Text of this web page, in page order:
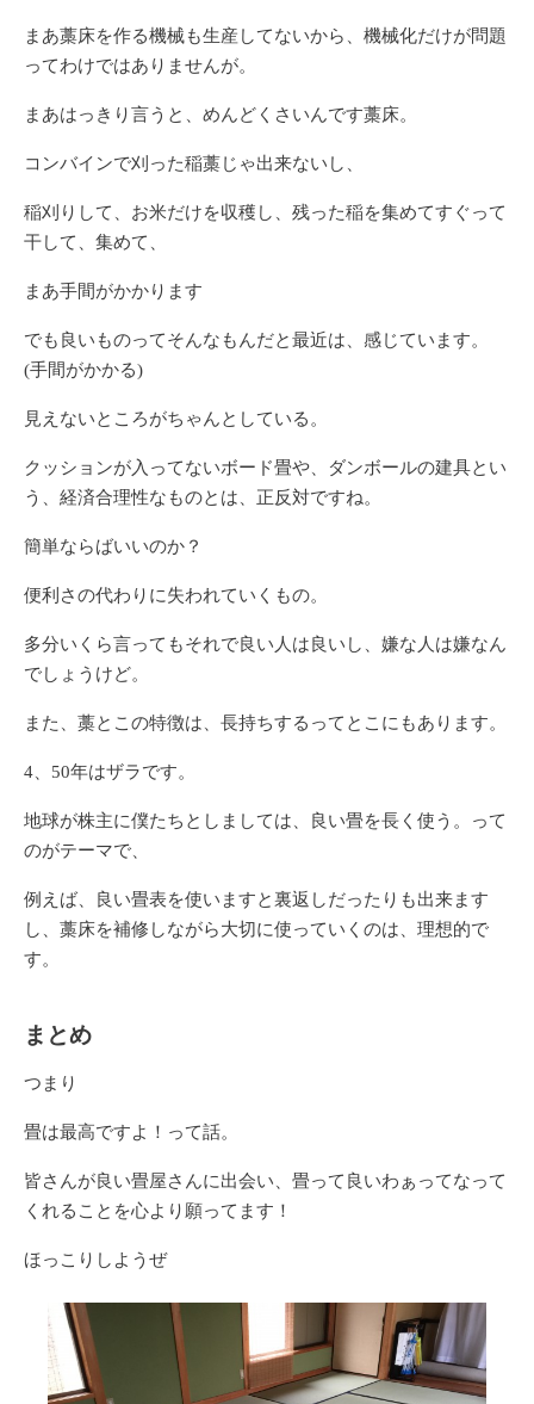
まあ藁床を作る機械も生産してないから、機械化だけが問題
ってわけではありませんが。
まあはっきり言うと、めんどくさいんです藁床。
コンバインで刈った稲藁じゃ出来ないし、
稲刈りして、お米だけを収穫し、残った稲を集めてすぐって
干して、集めて、
まあ手間がかかります
でも良いものってそんなもんだと最近は、感じています。
(手間がかかる)
見えないところがちゃんとしている。
クッションが入ってないボード畳や、ダンボールの建具とい
う、経済合理性なものとは、正反対ですね。
簡単ならばいいのか？
便利さの代わりに失われていくもの。
多分いくら言ってもそれで良い人は良いし、嫌な人は嫌なん
でしょうけど。
また、 藁とこの特徴は、長持ちするってとこにもあります。
4、50年はザラです。
地球が株主に僕たちとしましては、良い畳を長く使う。って
のがテーマで、
例えば、良い畳表を使いますと裏返しだったりも出来ます
し、藁床を補修しながら大切に使っていくのは、理想的で
す。
まとめ
つまり
畳は最高ですよ！って話。
皆さんが良い畳屋さんに出会い、畳って良いわぁってなって
くれることを心より願ってます！
ほっこりしようぜ